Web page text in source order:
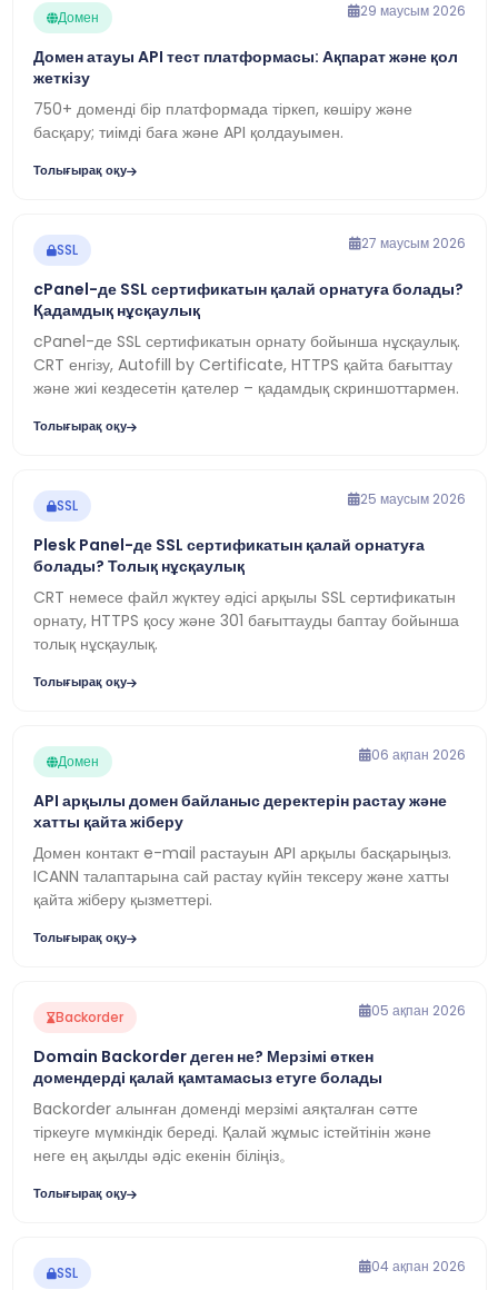
Домен 29 маусым 2026
Домен атауы API тест платформасы: Ақпарат және қол
жеткізу
750+ доменді бір платформада тіркеп, көшіру және
басқару; тиімді баға және API қолдауымен.
Толығырақ оқу
SSL 27 маусым 2026
cPanel-де SSL сертификатын қалай орнатуға болады?
Қадамдық нұсқаулық
cPanel-де SSL сертификатын орнату бойынша нұсқаулық.
CRT енгізу, Autofill by Certificate, HTTPS қайта бағыттау
және жиі кездесетін қателер – қадамдық скриншоттармен.
Толығырақ оқу
SSL 25 маусым 2026
Plesk Panel-де SSL сертификатын қалай орнатуға
болады? Толық нұсқаулық
CRT немесе файл жүктеу әдісі арқылы SSL сертификатын
орнату, HTTPS қосу және 301 бағыттауды баптау бойынша
толық нұсқаулық.
Толығырақ оқу
Домен 06 ақпан 2026
API арқылы домен байланыс деректерін растау және
хатты қайта жіберу
Домен контакт e-mail растауын API арқылы басқарыңыз.
ICANN талаптарына сай растау күйін тексеру және хатты
қайта жіберу қызметтері.
Толығырақ оқу
Backorder 05 ақпан 2026
Domain Backorder деген не? Мерзімі өткен
домендерді қалай қамтамасыз етуге болады
Backorder алынған доменді мерзімі аяқталған сәтте
тіркеуге мүмкіндік береді. Қалай жұмыс істейтінін және
неге ең ақылды әдіс екенін біліңіз。
Толығырақ оқу
SSL 04 ақпан 2026